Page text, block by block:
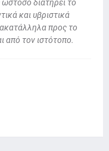
διατηρεί το
και υβριστικά
ακατάλληλα προς το
από τον ιστότοπο.